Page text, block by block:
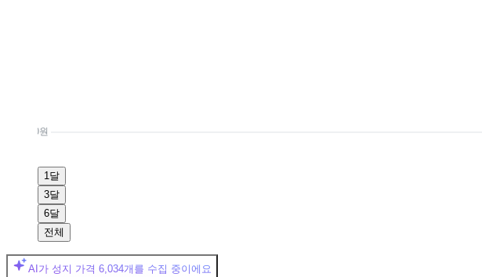
0원
1달
3달
6달
전체
AI가 성지 가격 6,034개를 수집 중이에요